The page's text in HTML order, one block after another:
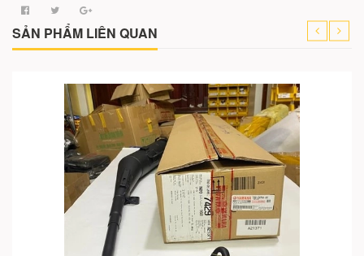
SẢN PHẨM LIÊN QUAN
Cho vào giỏ hàng